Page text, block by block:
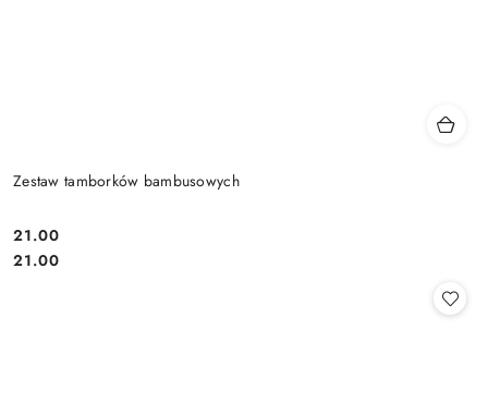
Zestaw tamborków bambusowych
Cena:
21.00
Cena:
21.00